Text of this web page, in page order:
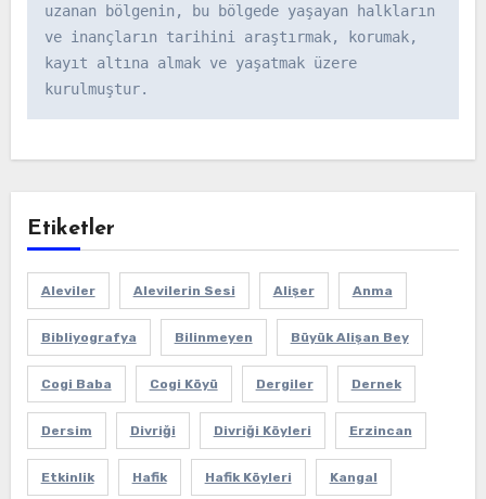
uzanan bölgenin, bu bölgede yaşayan halkların
ve inançların tarihini araştırmak, korumak,
kayıt altına almak ve yaşatmak üzere
kurulmuştur.
Etiketler
Aleviler Alevilerin Sesi Alişer Anma
Bibliyografya Bilinmeyen Büyük Alişan Bey
Cogi Baba Cogi Köyü Dergiler Dernek
Dersim Divriği Divriği Köyleri Erzincan
Etkinlik Hafik Hafik Köyleri Kangal